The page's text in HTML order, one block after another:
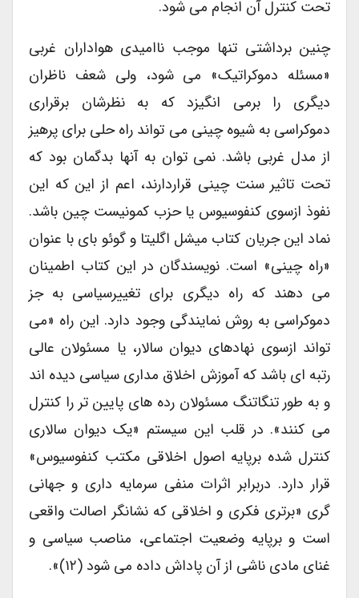
تحت کنترل آن انجام می شود.
چنین برداشتی تنها موجب ناامیدی هواداران غربی
«مسئله دموکراتیک» می شود، ولی شعف ناظران
دیگری را برمی انگیزد که به نظرشان برقراری
دموکراسی به شیوه چینی می تواند راه حلی برای پرهیز
از مدل غربی باشد. نمی توان به آنها بدگمان بود که
تحت تاثیر سنت چینی قراردارند، اعم از این که این
نفوذ ازسوی کنفوسیوس یا حزب کمونیست چین باشد.
نماد این جریان کتاب میشل اگلیتا و گوئو بای با عنوان
«راه چینی» است. نویسندگان در این کتاب اطمینان
می دهند که راه دیگری برای تغییرسیاسی به جز
دموکراسی به روش نمایندگی وجود دارد. این راه «می
تواند ازسوی نهادهای دیوان سالار، یا مسئولان عالی
رتبه ای باشد که آموزش اخلاق مداری سیاسی دیده اند
و به طور تنگاتنگ مسئولان رده های پایین تر را کنترل
می کنند». در قلب این سیستم «یک دیوان سالاری
کنترل شده برپایه اصول اخلاقی مکتب کنفوسیوس»
قرار دارد. دربرابر اثرات منفی سرمایه داری و جهانی
گری «برتری فکری و اخلاقی که نشانگر اصالت واقعی
است و برپایه وضعیت اجتماعی، مناصب سیاسی و
غنای مادی ناشی از آن پاداش داده می شود (۱۲)».